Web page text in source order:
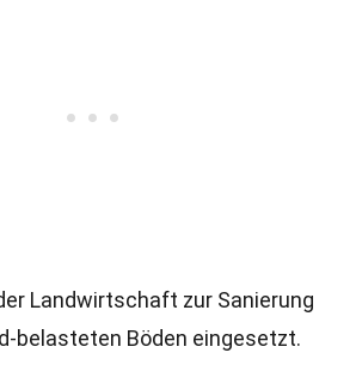
Landwirtschaft zur Sanierung
belasteten Böden eingesetzt.